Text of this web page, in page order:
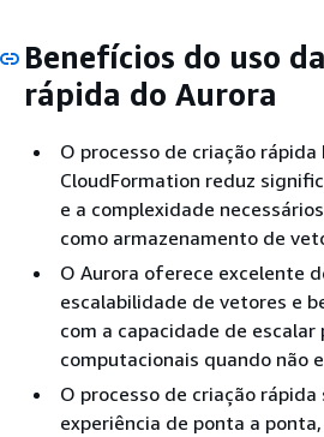
Benefícios do uso
rápida do Aurora
O processo de criação rápida
CloudFormation reduz
e a complexidade
como armazenamento de
O Aurora oferece excelente
escalabilidade de vetores e
com a capacidade de escalar
computacionais quando não
O processo de criação rápida
experiência de ponta a